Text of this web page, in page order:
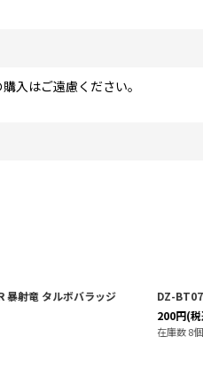
入はご遠慮ください。
ッジ
DZ-BT07/052 RR 白猫だ